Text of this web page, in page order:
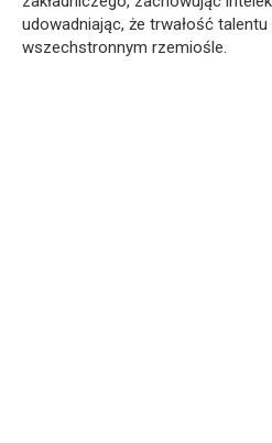
udowadniając, że trwałość talentu
wszechstronnym rzemiośle.